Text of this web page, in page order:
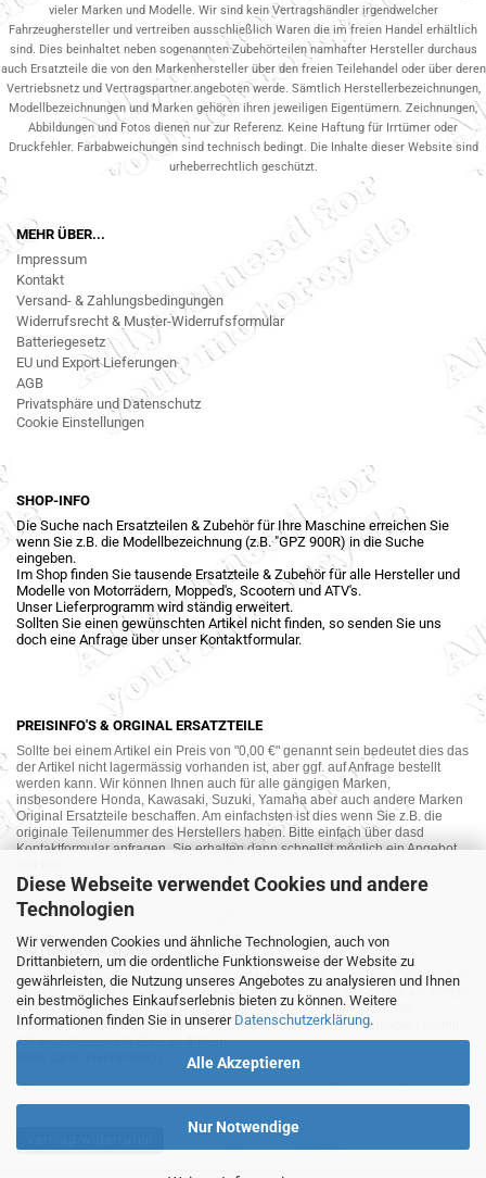
Diese Webseite verwendet Cookies und andere
Technologien
Wir verwenden Cookies und ähnliche Technologien, auch von
Drittanbietern, um die ordentliche Funktionsweise der Website zu
gewährleisten, die Nutzung unseres Angebotes zu analysieren und Ihnen
ein bestmögliches Einkaufserlebnis bieten zu können. Weitere
Informationen finden Sie in unserer Datenschutzerklärung.
Alle Akzeptieren
Nur Notwendige
vieler Marken und Modelle. Wir sind kein Vertragshändler irgendwelcher
Fahrzeughersteller und vertreiben ausschließlich Waren die im freien Handel erhältlich
sind. Dies beinhaltet neben sogenannten Zubehörteilen namhafter Hersteller durchaus
auch Ersatzteile die von den Markenhersteller über den freien Teilehandel oder über deren
Vertriebsnetz und Vertragspartner.angeboten werde. Sämtlich Herstellerbezeichnungen,
Modellbezeichnungen und Marken gehören ihren jeweiligen Eigentümern. Zeichnungen,
Abbildungen und Fotos dienen nur zur Referenz. Keine Haftung für Irrtümer oder
Druckfehler. Farbabweichungen sind technisch bedingt. Die Inhalte dieser Website sind
urheberrechtlich geschützt.
MEHR ÜBER...
Impressum
Kontakt
Versand- & Zahlungsbedingungen
Widerrufsrecht & Muster-Widerrufsformular
Batteriegesetz
EU und Export Lieferungen
AGB
Privatsphäre und Datenschutz
Cookie Einstellungen
SHOP-INFO
Die Suche nach Ersatzteilen & Zubehör für Ihre Maschine erreichen Sie
wenn Sie z.B. die Modellbezeichnung (z.B. "GPZ 900R) in die Suche
eingeben.
Im Shop finden Sie tausende Ersatzteile & Zubehör für alle Hersteller und
Modelle von Motorrädern, Mopped's, Scootern und ATV's.
Unser Lieferprogramm wird ständig erweitert.
Sollten Sie einen gewünschten Artikel nicht finden, so senden Sie uns
doch eine Anfrage über unser Kontaktformular.
PREISINFO'S & ORGINAL ERSATZTEILE
Sollte bei einem Artikel ein Preis von "0,00 €" genannt sein bedeutet dies das
der Artikel nicht lagermässig vorhanden ist, aber ggf. auf Anfrage bestellt
werden kann. Wir können Ihnen auch für alle gängigen Marken,
insbesondere Honda, Kawasaki, Suzuki, Yamaha aber auch andere Marken
Original Ersatzteile beschaffen. Am einfachsten ist dies wenn Sie z.B. die
originale Teilenummer des Herstellers haben. Bitte einfach über dasd
Kontaktformular anfragen. Sie erhalten dann schnellst möglich ein Angebot
MOTORRAD-ANKAUF
Sie möchte Ihr altes Motorrad oder Ihre Motorradteile verkaufen ? Wir kaufen
auch gebrauchte Motorräder und Ersatzteilträger sowie Ersatzteile an. Bieten
Sie uns doch unverbindlich das was Sie verkaufen möchten an. Wir
bemühen uns dann eine sowohl für Sie als auch für uns akzeptable Lösung
mit angemessenem Preis zu finden.